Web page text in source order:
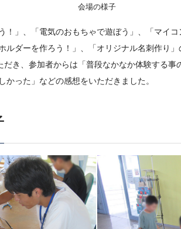
会場の様子
！」、「電気のおもちゃで遊ぼう」、「マイ
ルダーを作ろう！」、「オリジナル名刺作り
き、参加者からは「普段なかなか体験する事
かった」などの感想をいただきました。